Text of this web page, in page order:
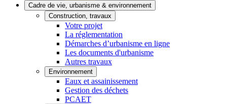
Cadre de vie, urbanisme & environnement
Construction, travaux
Votre projet
La réglementation
Démarches d’urbanisme en ligne
Les documents d'urbanisme
Autres travaux
Environnement
Eaux et assainissement
Gestion des déchets
PCAET